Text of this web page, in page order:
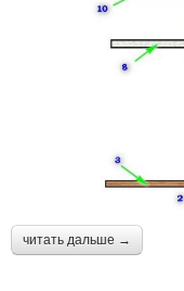
читать дальше →